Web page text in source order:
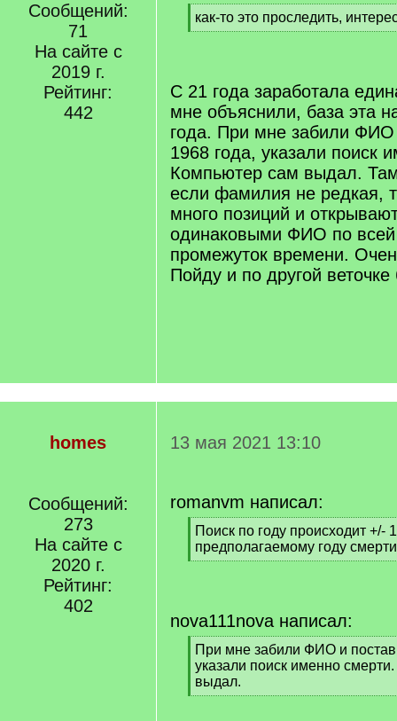
Сообщений:
71
На сайте с
2019 г.
Рейтинг:
442
[
q
как-то это проследить,
[
С 21 года заработала
мне объяснили, база эта
года. При мне забили ФИО
1968 года, указали поиск
Компьютер сам выдал.
если фамилия не редкая,
много позиций и
одинаковыми ФИО по
промежуток времени.
Пойду и по другой веточке
homes
Сообщений:
273
На сайте с
2020 г.
Рейтинг:
402
13 мая 2021 13:10
romanvm написал:
[
q
]
Поиск по году происходит +/-
предполагаемому году
[
nova111nova написал:
[
q
]
При мне забили ФИО и
указали поиск именно
выдал.
[